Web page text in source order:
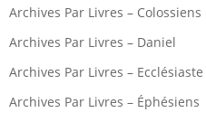
Archives Par Livres – Colossiens
Archives Par Livres – Daniel
Archives Par Livres – Ecclésiaste
Archives Par Livres – Éphésiens